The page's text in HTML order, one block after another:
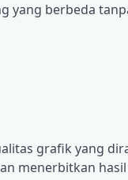
yang berbeda
grafik yang
menerbitkan